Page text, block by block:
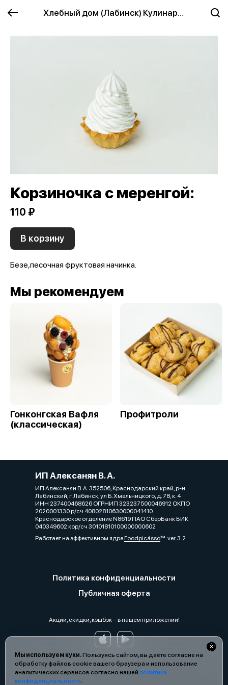
Хлебный дом (Лабинск) Кулинария
Мы используем куки.Пользуясь сайтом, вы даёте согласие на
обработку файлов cookie вашего браузера и использование
аналитических сервисов согласно нашей политике
конфиденциальности.
Корзиночка с меренгой:
110 ₽
В корзину
Безе,песочная фруктовая начинка.
Мы рекомендуем
Гонконгская Вафля
(классическая)
Профитроли
ИП Алексанян В. А.
ИП Алексанян В. А. 352506, Краснодарский край, р-н
Лабинский, г. Лабинск, ул Б.Хмельницкого, д. 78, к. 4
ИНН 237400468626 ОГРНИП 323237500046912 ОКПО
2020001330 р/сч 40802810630000041410
Краснодарское отделение N8619 ПАО СберБанк БИК
040349602 кор/сч 30101810100000000602
Работает на эффективном ядреFoodpicássover. 3.2
Политика конфиденциальности
Публичная оферта
Акции, скидки, кэшбэк − в нашем приложении!